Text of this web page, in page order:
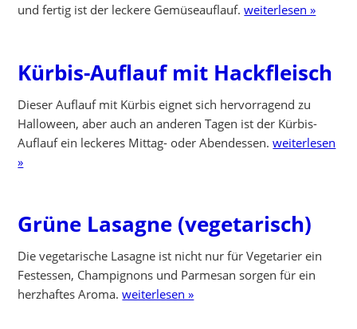
und fertig ist der leckere Gemüseauflauf.weiterlesen »
Kürbis-Auflauf mit Hackfleisch
Dieser Auflauf mit Kürbis eignet sich hervorragend zu
Halloween, aber auch an anderen Tagen ist der Kürbis-
Auflauf ein leckeres Mittag- oder Abendessen.weiterlesen
»
Grüne Lasagne (vegetarisch)
Die vegetarische Lasagne ist nicht nur für Vegetarier ein
Festessen, Champignons und Parmesan sorgen für ein
herzhaftes Aroma.weiterlesen »